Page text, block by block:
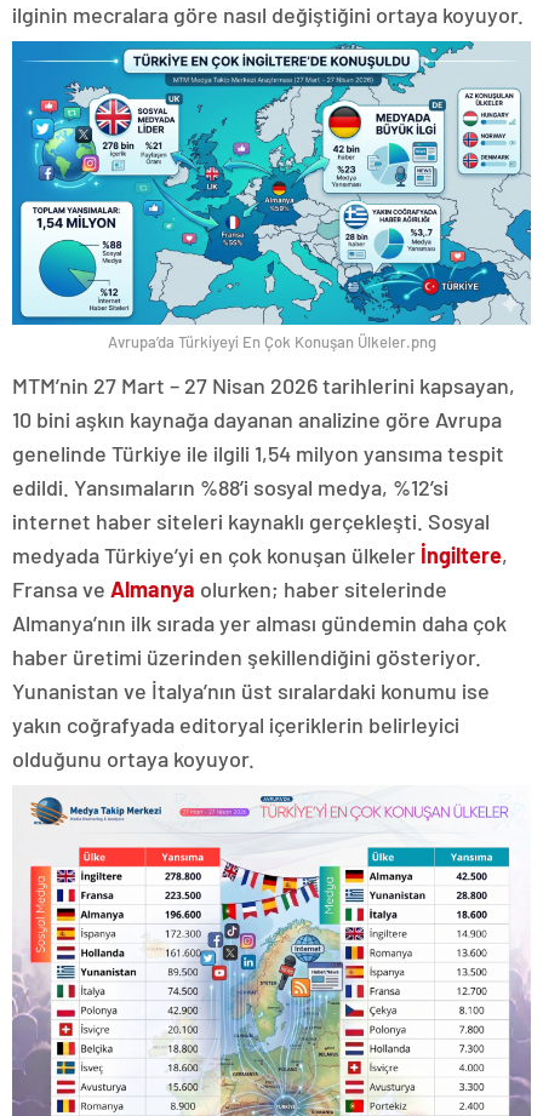
ilginin mecralara göre nasıl değiştiğini ortaya koyuyor.
Avrupa’da Türkiyeyi En Çok Konuşan Ülkeler.png
MTM’nin 27 Mart – 27 Nisan 2026 tarihlerini kapsayan,
10 bini aşkın kaynağa dayanan analizine göre Avrupa
genelinde Türkiye ile ilgili 1,54 milyon yansıma tespit
edildi. Yansımaların %88’i sosyal medya, %12’si
internet haber siteleri kaynaklı gerçekleşti. Sosyal
medyada Türkiye’yi en çok konuşan ülkeler İngiltere,
Fransa ve Almanya olurken; haber sitelerinde
Almanya’nın ilk sırada yer alması gündemin daha çok
haber üretimi üzerinden şekillendiğini gösteriyor.
Yunanistan ve İtalya’nın üst sıralardaki konumu ise
yakın coğrafyada editoryal içeriklerin belirleyici
olduğunu ortaya koyuyor.